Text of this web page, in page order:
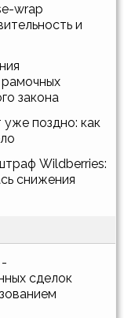
wrap
и
рамочных
закона
поздно: как
Wildberries:
снижения
сделок